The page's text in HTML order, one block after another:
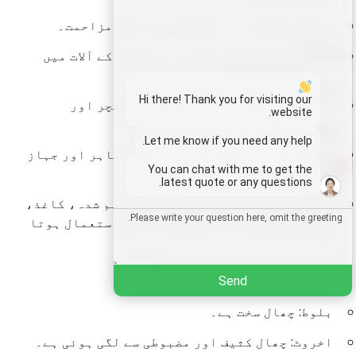
اولن: دلکش دانہ، مضبوط موڑنے کی مزاحمت۔
میپل: اعلیٰ سختی، فرش اور موسیقی کے آلات میں
اخروٹ: گہرا رنگ، عام طور پر فرنیچر اور
ٹیك: زنگ کے خلاف انتہائی مزاحم، باہر اور جہاز
سازی میں استعمال ہوتا ہے۔
یورکالیپٹس: وسیع پیمانے پر تقسیم شدہ، کاغذ،
لکڑی کی چپس، اور فرنیچر کے لیے استعمال ہوتا
Hard-to-debark tree species
بلوط: چھال سخت ہے۔
اخروٹ: چھال کثیف اور مضبوطی سے لگی ہوئی ہے۔
Chat
Hi there! Thank you for visiting our
website.
Let me know if you need any help.
You can chat with me to get the
latest quote or any questions.
Send